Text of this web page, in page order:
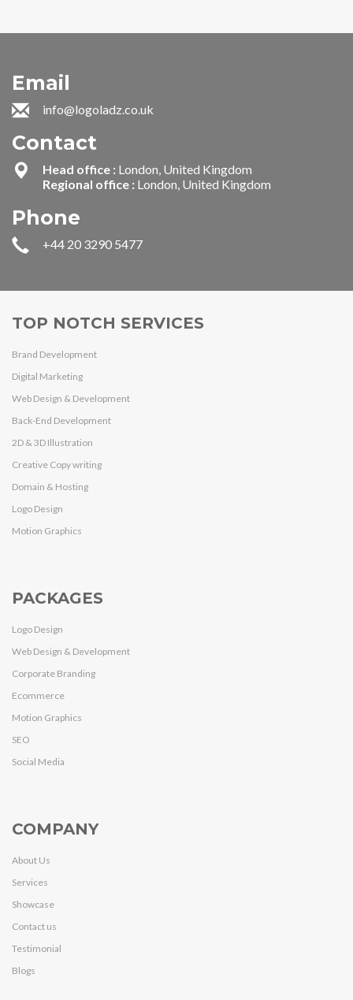
Email
info@logoladz.co.uk
Contact
Head office : London, United Kingdom
Regional office : London, United Kingdom
Phone
+44 20 3290 5477
TOP NOTCH SERVICES
Brand Development
Digital Marketing
Web Design & Development
Back-End Development
2D & 3D Illustration
Creative Copy writing
Domain & Hosting
Logo Design
Motion Graphics
PACKAGES
Logo Design
Web Design & Development
Corporate Branding
Ecommerce
Motion Graphics
SEO
Social Media
COMPANY
About Us
Services
Showcase
Contact us
Testimonial
Blogs